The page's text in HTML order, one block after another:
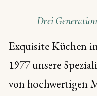
Drei
Exquisite Küchen
1977 unsere
von hochwertigen